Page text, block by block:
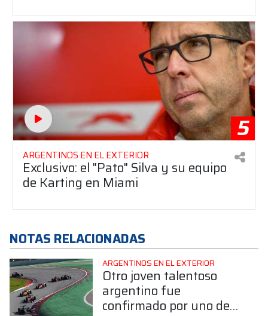
5
ARGENTINOS EN EL EXTERIOR
Exclusivo: el "Pato" Silva y su equipo
de Karting en Miami
NOTAS RELACIONADAS
ARGENTINOS EN EL EXTERIOR
Otro joven talentoso
argentino fue
confirmado por uno de